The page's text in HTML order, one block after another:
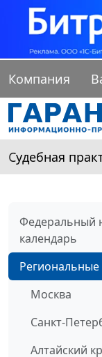
Компания
Судебная
Федеральный
календарь
Региональные
Москва
Санкт-
Алтайский